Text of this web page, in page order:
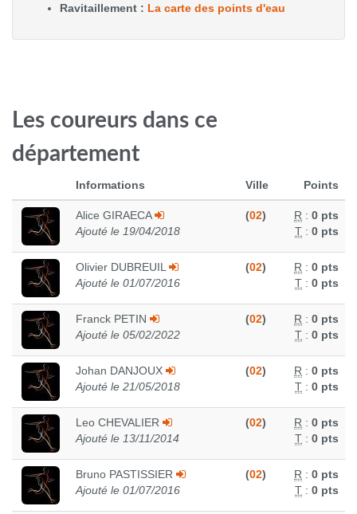
Ravitaillement : La carte des points d'eau
Les coureurs dans ce
département
Informations Ville Points
Alice GIRAECA
Ajouté le 19/04/2018
(02) R : 0 pts
T : 0 pts
Olivier DUBREUIL
Ajouté le 01/07/2016
(02) R : 0 pts
T : 0 pts
Franck PETIN
Ajouté le 05/02/2022
(02) R : 0 pts
T : 0 pts
Johan DANJOUX
Ajouté le 21/05/2018
(02) R : 0 pts
T : 0 pts
Leo CHEVALIER
Ajouté le 13/11/2014
(02) R : 0 pts
T : 0 pts
Bruno PASTISSIER
Ajouté le 01/07/2016
(02) R : 0 pts
T : 0 pts